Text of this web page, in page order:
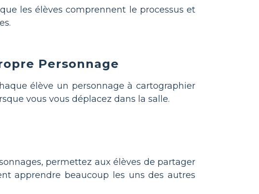
les élèves comprennent le processus et
Personnage
élève un personnage à cartographier
vous vous déplacez dans la salle.
permettez aux élèves de partager
apprendre beaucoup les uns des autres